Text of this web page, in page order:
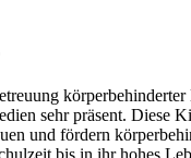
körperbehinderter
sehr präsent. Diese
und fördern
bis in ihr hohes